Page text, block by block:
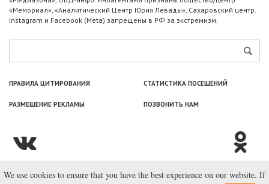
«Мемориал», «Аналитический Центр Юрия Левады», Сахаровский центр.
Instagram и Facebook (Metа) запрещены в РФ за экстремизм.
ПРАВИЛА ЦИТИРОВАНИЯ СТАТИСТИКА ПОСЕЩЕНИЙ
РАЗМЕЩЕНИЕ РЕКЛАМЫ ПОЗВОНИТЬ НАМ
© ООО «Лаборатория Новоcтей», 2003—2026.
We use cookies to ensure that you have the best experience on our website. If